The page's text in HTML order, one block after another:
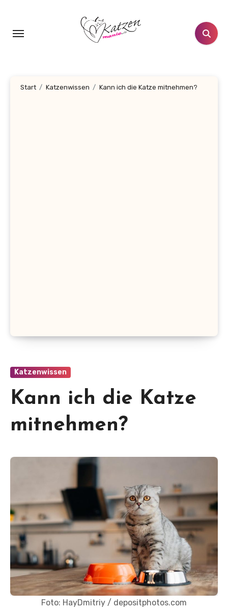
springen
Start Katzenwissen Kann ich die Katze mitnehmen?
Katzenwissen
Kann ich die Katze
mitnehmen?
Foto: HayDmitriy / depositphotos.com